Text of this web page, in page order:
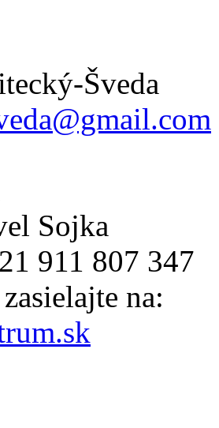
Šveda
Sojka
911 807 347
na: